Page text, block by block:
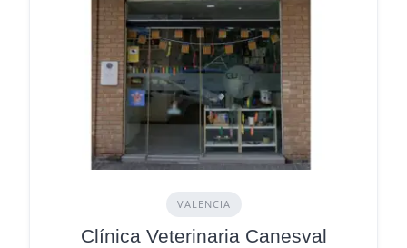
VALENCIA
Clínica Veterinaria Canesval